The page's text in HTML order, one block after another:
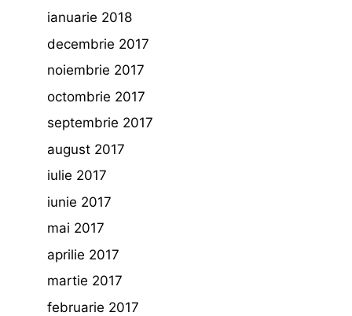
ianuarie 2018
decembrie 2017
noiembrie 2017
octombrie 2017
septembrie 2017
august 2017
iulie 2017
iunie 2017
mai 2017
aprilie 2017
martie 2017
februarie 2017